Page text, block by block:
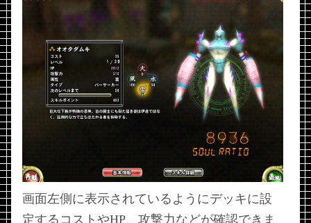
画面左側に表示されているようにデッキに設
定するコストやHP、攻撃力などが確認できま